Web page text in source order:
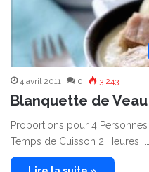
4 avril 2011 0 3 243
Blanquette de
Proportions pour 4
Temps de Cuisson 2 Heures …